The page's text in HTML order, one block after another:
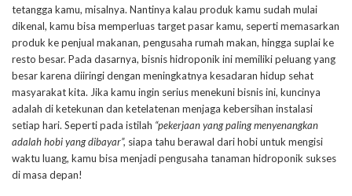
tetangga kamu, misalnya. Nantinya kalau produk kamu sudah mulai
dikenal, kamu bisa memperluas target pasar kamu, seperti memasarkan
produk ke penjual makanan, pengusaha rumah makan, hingga suplai ke
resto besar. Pada dasarnya, bisnis hidroponik ini memiliki peluang yang
besar karena diiringi dengan meningkatnya kesadaran hidup sehat
masyarakat kita. Jika kamu ingin serius menekuni bisnis ini, kuncinya
adalah di ketekunan dan ketelatenan menjaga kebersihan instalasi
setiap hari. Seperti pada istilah “pekerjaan yang paling menyenangkan
adalah hobi yang dibayar”, siapa tahu berawal dari hobi untuk mengisi
waktu luang, kamu bisa menjadi pengusaha tanaman hidroponik sukses
di masa depan!